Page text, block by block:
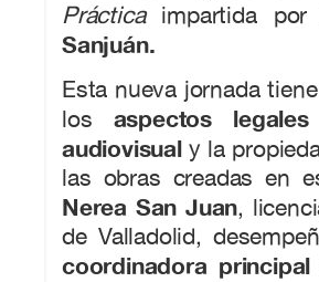
Prácticaimpartida por
Sanjuán.
Esta nueva jornada
los aspectos
audiovisualy la
las obras creadas en
Nerea San Juan,
de Valladolid,
coordinadora